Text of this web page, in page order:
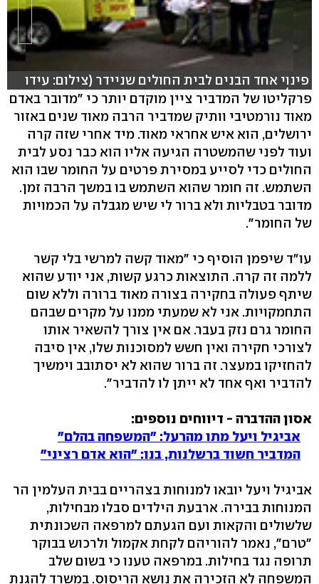
פינוי אחד הבנים לבית החולים שניידר (צילום: עידו
ארז)
פרקליטו של המדביר ציין מוקדם יותר כי "מדובר באדם
מאוד נורמטיבי וותיק שמדביר הרבה מאוד שנים באזור
ירושלים, הוא איש אחראי מאוד. מיד אחרי שזה קרה
ועוד לפני שהמשטרה הגיעה אליו הוא כבר נסע לבית
החולים כדי לסייע במסירת פרטים על החומר שבו הוא
השתמש. זה חומר שהוא השתמש בו במשך הרבה זמן.
מדובר בטבליות ולא ברור לי שיש מגבלה על הכמויות
של החומר".
עו"ד שיפמן הוסיף כי "מאוד קשה למרשי בלי קשר
ללמה זה קרה. התוצאות כרגע קשות, אני יודע שהוא
שיתף פעולה בחקירה בצורה מאוד ברורה וללא שום
התחמקויות. אני לא שמעתי ממנו על מקרים שבהם
החומר גרם נזק בעבר. אם אין צורך להשאיר אותו
לצורכי חקירה ואין חשש למסוכנות שלו, אין סיבה
להחזיקו במעצר. זה ברור שהוא לא יסתובב וימשיך
להדביר ואף אחד לא ייתן לו להדביר".
אסון ההדברה - דיווחים נוספים:
אביגיל ויעל מתו מהרעל: "המשפחה בהלם"
המדביר חשוד ברשלנות, בנו: "הוא אדם רציני"
אביגיל ויעל יובאו למנוחות בצהריים בבית העלמין הר
המנוחות בבירה. ארבעת הילדים סבלו מבחילות,
שלשולים והקאות ועם הגעתם למרפאה השכונתית
"טרם", נאמר להוריהם לקחת אקמול ולרכוש בבוקר
תרופה נגד בחילות. במרפאה טענו כי בשום שלב
המשפחה לא הזכירה את נושא הריסוס. במשרד להגנת